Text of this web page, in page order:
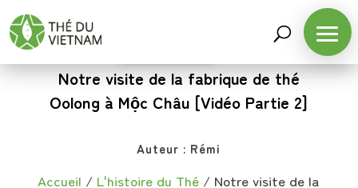
Notre visite de la fabrique de thé
Oolong à Mộc Châu [Vidéo Partie 2]
Auteur : Rémi
Accueil / L'histoire du Thé / Notre visite de la